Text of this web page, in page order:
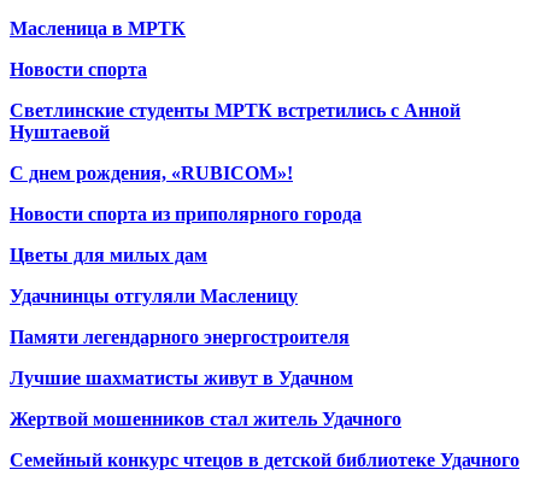
Масленица в МРТК
Новости спорта
Светлинские студенты МРТК встретились с Анной
Нуштаевой
С днем рождения, «RUBICOM»!
Новости спорта из приполярного города
Цветы для милых дам
Удачнинцы отгуляли Масленицу
Памяти легендарного энергостроителя
Лучшие шахматисты живут в Удачном
Жертвой мошенников стал житель Удачного
Семейный конкурс чтецов в детской библиотеке Удачного